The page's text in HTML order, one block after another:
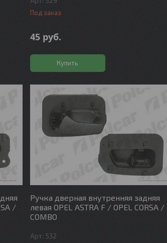
Под заказ
45 руб.
Купить
/
Ручка дверная внутренняя задняя
левая OPEL ASTRA F / OPEL CORSA /
COMBO
532